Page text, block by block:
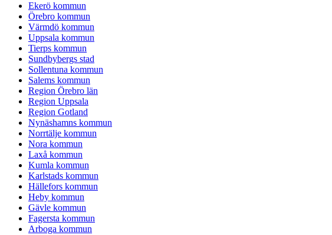
Ekerö kommun
Örebro kommun
Värmdö kommun
Uppsala kommun
Tierps kommun
Sundbybergs stad
Sollentuna kommun
Salems kommun
Region Örebro län
Region Uppsala
Region Gotland
Nynäshamns kommun
Norrtälje kommun
Nora kommun
Laxå kommun
Kumla kommun
Karlstads kommun
Hällefors kommun
Heby kommun
Gävle kommun
Fagersta kommun
Arboga kommun